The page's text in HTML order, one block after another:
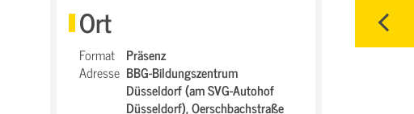
Ort
Format Präsenz
Adresse BBG-Bildungszentrum
Düsseldorf (am SVG-Autohof
Düsseldorf),Oerschbachstraße